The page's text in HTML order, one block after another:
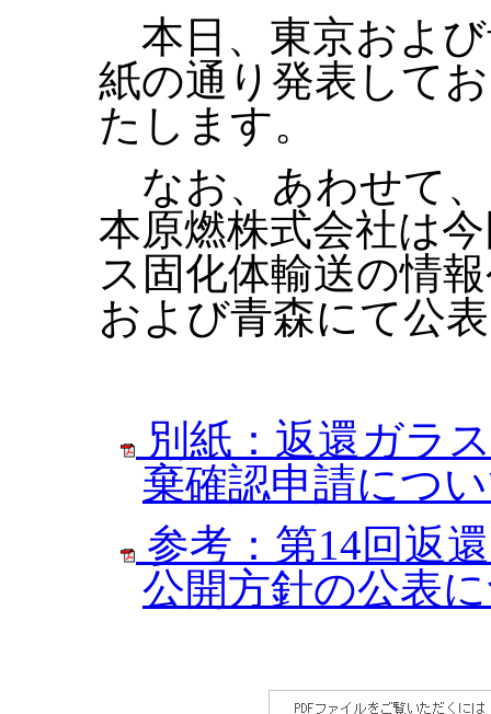
本日、東京およ
紙の通り発表して
たします。
なお、あわせて
本原燃株式会社は
ス固化体輸送の情
および青森にて公
別紙：返還ガラ
棄確認申請につ
参考：第14回返
公開方針の公表